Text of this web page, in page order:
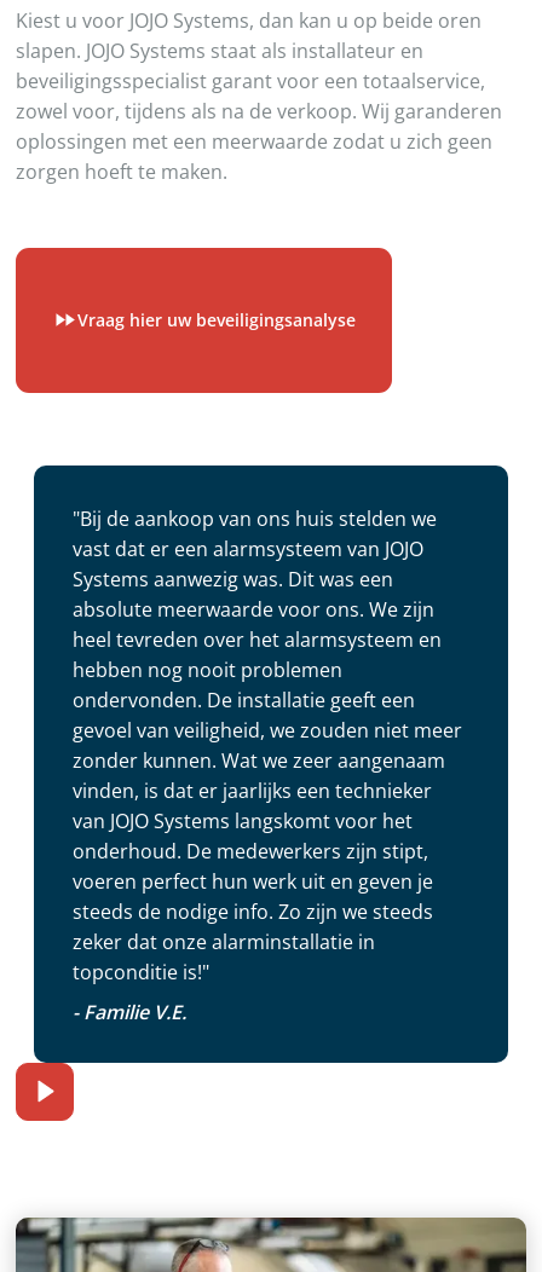
Kiest u voor JOJO Systems, dan kan u op beide oren
slapen. JOJO Systems staat als installateur en
beveiligingsspecialist garant voor een totaalservice,
zowel voor, tijdens als na de verkoop. Wij garanderen
oplossingen met een meerwaarde zodat u zich geen
zorgen hoeft te maken.
Vraag hier uw beveiligingsanalyse
"Bij de aankoop van ons huis stelden we
vast dat er een alarmsysteem van JOJO
Systems aanwezig was. Dit was een
absolute meerwaarde voor ons. We zijn
heel tevreden over het alarmsysteem en
hebben nog nooit problemen
ondervonden. De installatie geeft een
gevoel van veiligheid, we zouden niet meer
zonder kunnen. Wat we zeer aangenaam
vinden, is dat er jaarlijks een technieker
van JOJO Systems langskomt voor het
onderhoud. De medewerkers zijn stipt,
voeren perfect hun werk uit en geven je
steeds de nodige info. Zo zijn we steeds
zeker dat onze alarminstallatie in
topconditie is!"
- Familie V.E.